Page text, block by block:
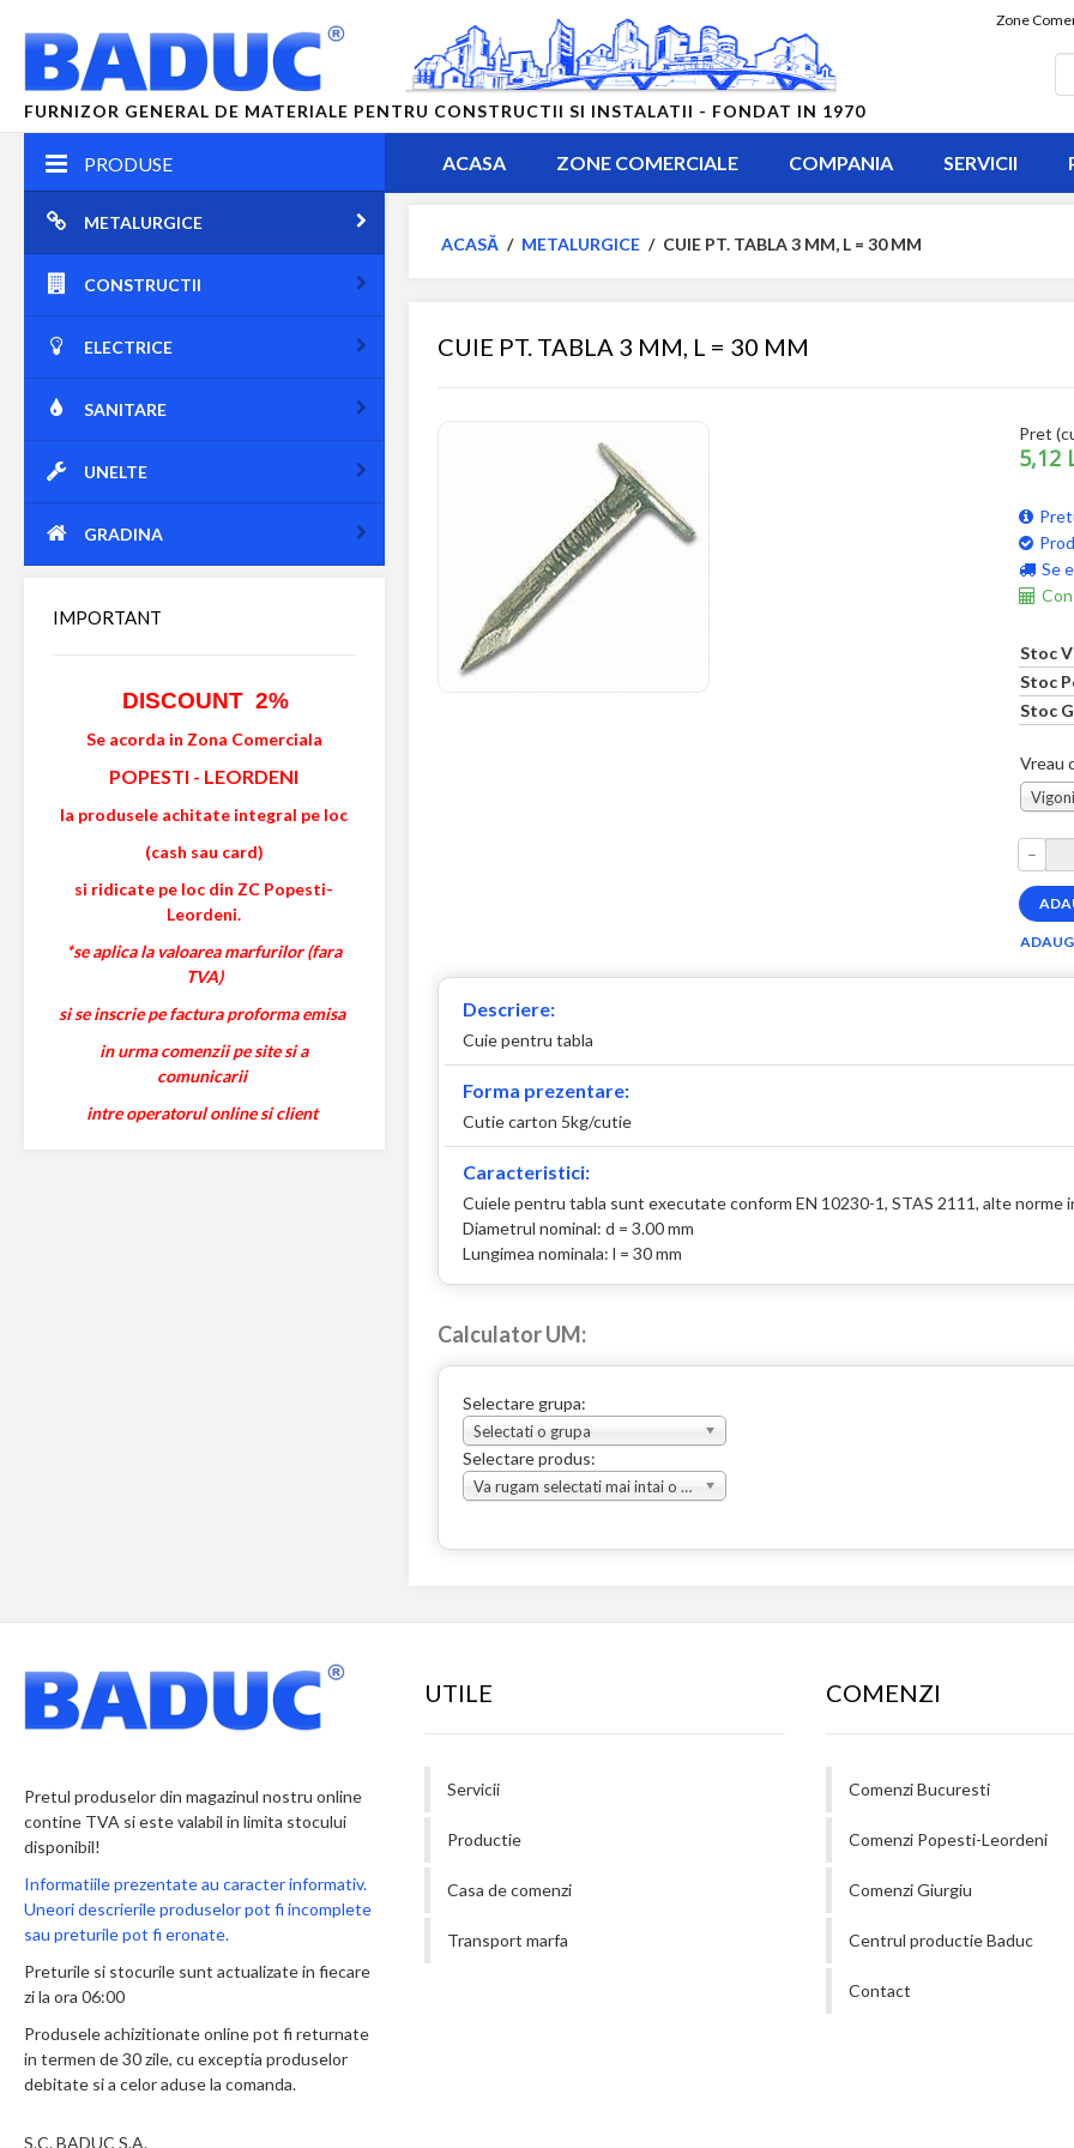
FURNIZOR GENERAL DE MATERIALE PENTRU CONSTRUCTII SI INSTALATII - FONDAT IN 1970
Zone
PRODUSE
METALURGICE
CONSTRUCTII
ELECTRICE
SANITARE
UNELTE
GRADINA
IMPORTANT
DISCOUNT 2%
Se acorda in Zona Comerciala
POPESTI - LEORDENI
la produsele achitate integral pe loc
(cash sau card)
si ridicate pe loc din ZC Popesti-
Leordeni.
*se aplica la valoarea marfurilor (fara
TVA)
si se inscrie pe factura proforma emisa
in urma comenzii pe site si a
comunicarii
intre operatorul online si client
ACASA ZONE COMERCIALE COMPANIA SERVICII
ACASĂ / METALURGICE / CUIE PT. TABLA 3 MM, L = 30 MM
CUIE PT. TABLA 3 MM, L = 30 MM
Pret
5,12
Se
Stoc
Stoc
Stoc
Vreau
–
Descriere:
Cuie pentru tabla
Forma prezentare:
Cutie carton 5kg/cutie
Caracteristici:
Cuiele pentru tabla sunt executate conform EN 10230-1, STAS 2111, alte norme
Diametrul nominal: d = 3.00 mm
Lungimea nominala: l = 30 mm
Calculator UM:
Selectare grupa:
Selectati o grupa
Selectare produs:
Va rugam selectati mai intai o grupa
Pretul produselor din magazinul nostru online
contine TVA si este valabil in limita stocului
disponibil!
Informatiile prezentate au caracter informativ.
Uneori descrierile produselor pot fi incomplete
sau preturile pot fi eronate.
Preturile si stocurile sunt actualizate in fiecare
zi la ora 06:00
Produsele achizitionate online pot fi returnate
in termen de 30 zile, cu exceptia produselor
debitate si a celor aduse la comanda.
S.C. BADUC S.A.
UTILE
Servicii
Productie
Casa de comenzi
Transport marfa
COMENZI
Comenzi Bucuresti
Comenzi Popesti-Leordeni
Comenzi Giurgiu
Centrul productie Baduc
Contact